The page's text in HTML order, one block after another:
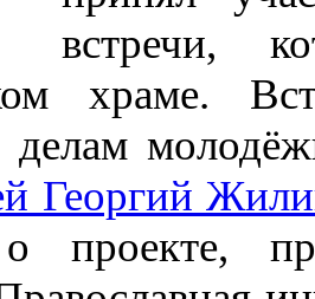
встречи,
храме.
делам
Георгий
проекте,